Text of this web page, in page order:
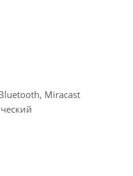
Miracast